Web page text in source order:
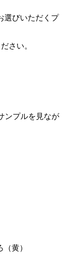
選びいただくプ
さい。
ンプルを見なが
黄）